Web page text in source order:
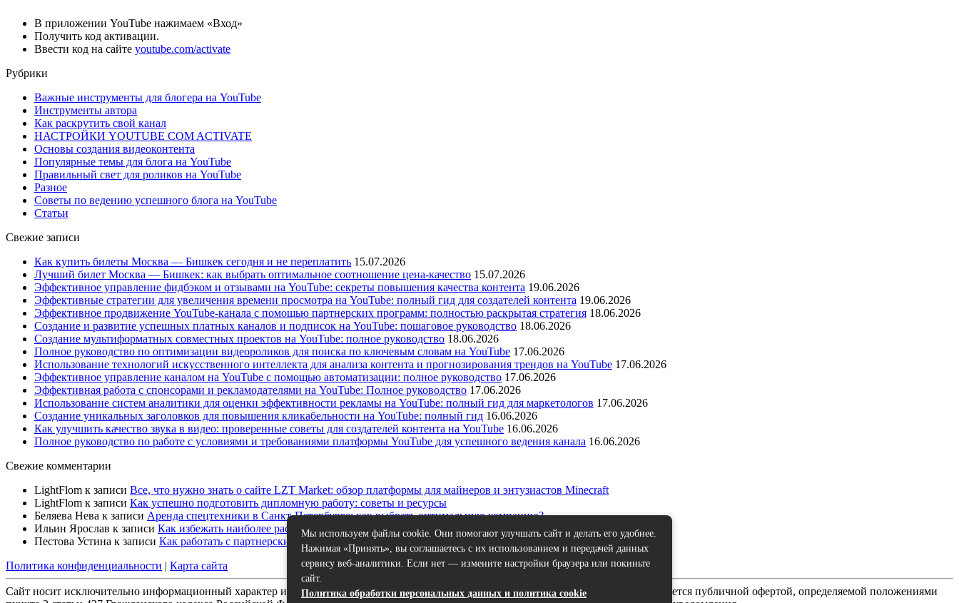
В приложении YouTube нажимаем «Вход»
Получить код активации.
Ввести код на сайте youtube.com/activate
Рубрики
Важные инструменты для блогера на YouTube
Инструменты автора
Как раскрутить свой канал
НАСТРОЙКИ YOUTUBE COM ACTIVATE
Основы создания видеоконтента
Популярные темы для блога на YouTube
Правильный свет для роликов на YouTube
Разное
Советы по ведению успешного блога на YouTube
Статьи
Свежие записи
Как купить билеты Москва — Бишкек сегодня и не переплатить 15.07.2026
Лучший билет Москва — Бишкек: как выбрать оптимальное соотношение цена-качество 15.07.2026
Эффективное управление фидбэком и отзывами на YouTube: секреты повышения качества контента 19.06.2026
Эффективные стратегии для увеличения времени просмотра на YouTube: полный гид для создателей контента 19.06.2026
Эффективное продвижение YouTube-канала с помощью партнерских программ: полностью раскрытая стратегия 18.06.2026
Создание и развитие успешных платных каналов и подписок на YouTube: пошаговое руководство 18.06.2026
Создание мультиформатных совместных проектов на YouTube: полное руководство 18.06.2026
Полное руководство по оптимизации видеороликов для поиска по ключевым словам на YouTube 17.06.2026
Использование технологий искусственного интеллекта для анализа контента и прогнозирования трендов на YouTube 17.06.2026
Эффективное управление каналом на YouTube с помощью автоматизации: полное руководство 17.06.2026
Эффективная работа с спонсорами и рекламодателями на YouTube: Полное руководство 17.06.2026
Использование систем аналитики для оценки эффективности рекламы на YouTube: полный гид для маркетологов 17.06.2026
Создание уникальных заголовков для повышения кликабельности на YouTube: полный гид 16.06.2026
Как улучшить качество звука в видео: проверенные советы для создателей контента на YouTube 16.06.2026
Полное руководство по работе с условиями и требованиями платформы YouTube для успешного ведения канала 16.06.2026
Свежие комментарии
LightFlom к записи Все, что нужно знать о сайте LZT Market: обзор платформы для майнеров и энтузиастов Minecraft
LightFlom к записи Как успешно подготовить дипломную работу: советы и ресурсы
Беляева Нева к записи Аренда спецтехники в Санкт-Петербурге: как выбрать оптимальную компанию?
Ильин Ярослав к записи Как избежать наиболее распространенных ошибок начинающих блогеров на YouTube?
Пестова Устина к записи Как работать с партнерскими сетями и спонсорами на YouTube
Политика конфиденциальности | Карта сайта
Сайт носит исключительно информационный характер и никакая информация, опубликованная на нём, ни при каких условиях не является публичной офертой, определяемой положениями
Мы используем файлы cookie. Они помогают улучшать сайт и делать его удобнее.
Нажимая «Принять», вы соглашаетесь с их использованием и передачей данных
сервису веб-аналитики. Если нет — измените настройки браузера или покиньте
сайт.
Политика обработки персональных данных и политика cookie